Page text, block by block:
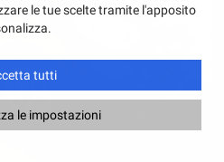
le tue scelte tramite l'apposito
tutti
le impostazioni